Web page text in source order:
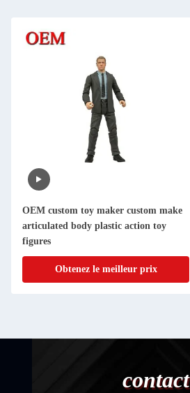
OEM custom toy maker custom make
articulated body plastic action toy
figures
Obtenez le meilleur prix
contact